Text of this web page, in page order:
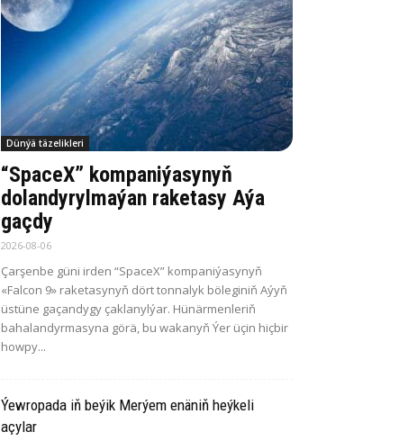
Dünýä täzelikleri
“SpaceX” kompaniýasynyň
dolandyrylmaýan raketasy Aýa
gaçdy
2026-08-06
Çarşenbe güni irden “SpaceX” kompaniýasynyň
«Falcon 9» raketasynyň dört tonnalyk böleginiň Aýyň
üstüne gaçandygy çaklanylýar. Hünärmenleriň
bahalandyrmasyna görä, bu wakanyň Ýer üçin hiçbir
howpy...
Ýewropada iň beýik Merýem enäniň heýkeli
açylar